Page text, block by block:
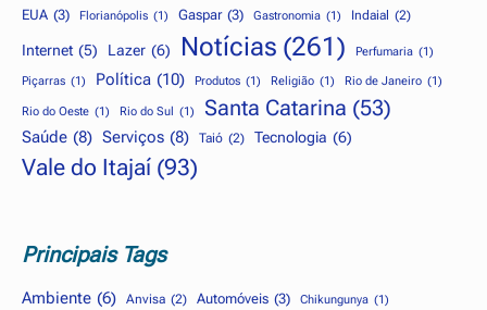
EUA (3) Florianópolis (1) Gaspar (3) Gastronomia (1) Indaial (2)
Internet (5) Lazer (6) Notícias (261) Perfumaria (1)
Piçarras (1) Política (10) Produtos (1) Religião (1) Rio de Janeiro (1)
Rio do Oeste (1) Rio do Sul (1) Santa Catarina (53)
Saúde (8) Serviços (8) Taió (2) Tecnologia (6)
Vale do Itajaí (93)
Principais Tags
Ambiente (6) Anvisa (2) Automóveis (3) Chikungunya (1)